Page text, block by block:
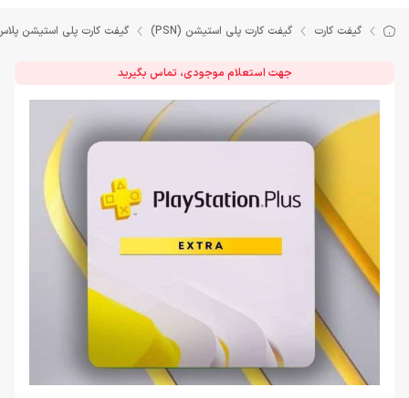
گیفت کارت گیفت کارت پلی استیشن (PSN) گیفت کارت پلی استیشن
جهت استعلام موجودی، تماس بگیرید